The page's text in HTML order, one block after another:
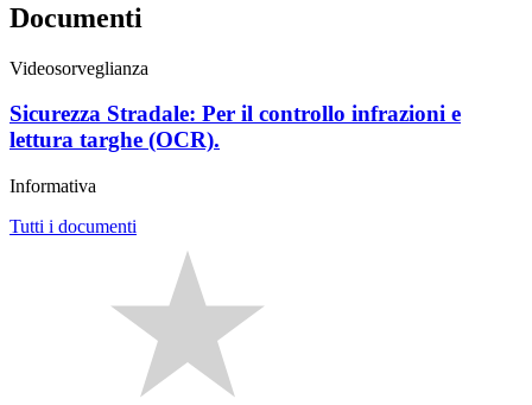
Documenti
Videosorveglianza
Sicurezza Stradale: Per il controllo infrazioni e
lettura targhe (OCR).
Informativa
Tutti i documenti